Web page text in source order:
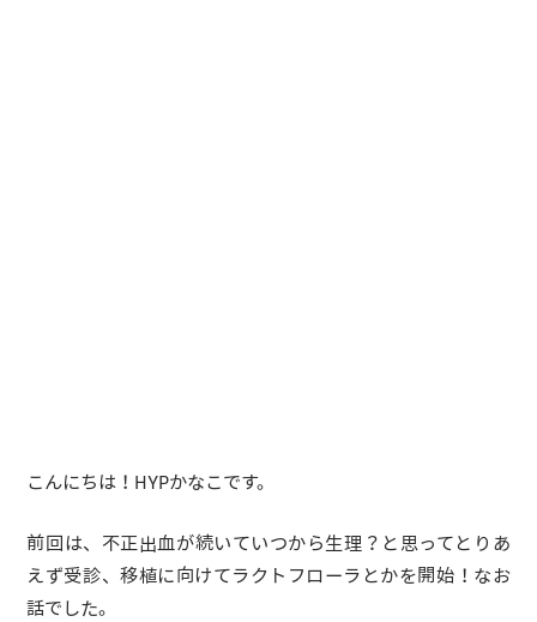
こんにちは！HYPかなこです。
前回は、不正出血が続いていつから生理？と思ってとりあ
えず受診、移植に向けてラクトフローラとかを開始！なお
話でした。